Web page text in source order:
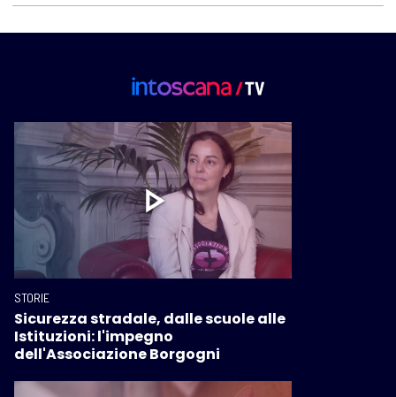
STORIE
Sicurezza stradale, dalle scuole alle
Istituzioni: l'impegno
dell'Associazione Borgogni